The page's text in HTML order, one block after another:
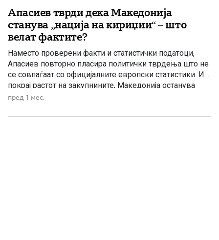
Апасиев тврди дека Македонија
станува „нација на кириџии“ – што
велат фактите?
Наместо проверени факти и статистички податоци,
Апасиев повторно пласира политички тврдења што не
се совпаѓаат со официјалните европски статистики. И
покрај растот на закупнините, Македонија останува
меѓу европските држави со најголем број граѓани што
Апасиев, обвини дека „власта сака оваа нација да ја
пред 1 мес.